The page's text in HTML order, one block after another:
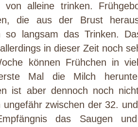
von alleine trinken.
die aus der Brust
so langsam das Trinken.
in dieser Zeit noch
können Frühchen in
Mal die Milch
ist aber dennoch noch
ungefähr zwischen der 32.
das Saugen und